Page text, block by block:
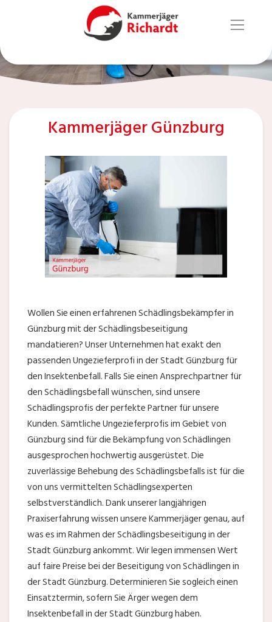
Kammerjäger Günzburg
Wollen Sie einen erfahrenen Schädlingsbekämpfer in
Günzburg mit der Schädlingsbeseitigung
mandatieren? Unser Unternehmen hat exakt den
passenden Ungezieferprofi in der Stadt Günzburg für
den Insektenbefall. Falls Sie einen Ansprechpartner für
den Schädlingsbefall wünschen, sind unsere
Schädlingsprofis der perfekte Partner für unsere
Kunden. Sämtliche Ungezieferprofis im Gebiet von
Günzburg sind für die Bekämpfung von Schädlingen
ausgesprochen hochwertig ausgerüstet. Die
zuverlässige Behebung des Schädlingsbefalls ist für die
von uns vermittelten Schädlingsexperten
selbstverständlich. Dank unserer langjährigen
Praxiserfahrung wissen unsere Kammerjäger genau, auf
was es im Rahmen der Schädlingsbeseitigung in der
Stadt Günzburg ankommt. Wir legen immensen Wert
auf faire Preise bei der Beseitigung von Schädlingen in
der Stadt Günzburg. Determinieren Sie sogleich einen
Einsatztermin, sofern Sie Ärger wegen dem
Insektenbefall in der Stadt Günzburg haben.